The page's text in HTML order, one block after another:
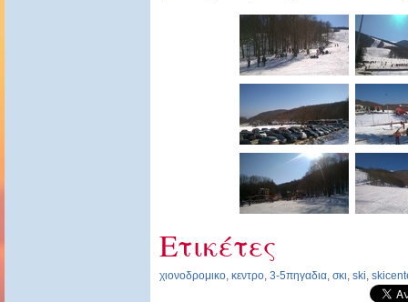
Ετικέτες
χιονοδρομικο, κεντρο, 3-5πηγαδια, σκι, ski,